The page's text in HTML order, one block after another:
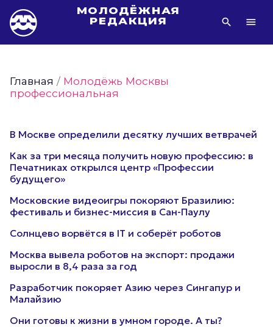
МОЛОДЁЖНАЯ
РЕДАКЦИЯ
Молодёжь Москвы активная
Молодёжь Москвы культурная
Молодёжь Москвы спортивная
Молодёжь Москвы в движении
Молодёжь Москвы здоровая
Молодёжь Москвы профессиональная
Молодёжь Москвы туристическая
Все новости
Главная /Молодёжь Москвы
профессиональная
В Москве определили десятку лучших ветврачей
Как за три месяца получить новую профессию: в
Печатниках открылся центр «Профессии
будущего»
Московские видеоигры покоряют Бразилию:
фестиваль и бизнес-миссия в Сан-Паулу
Солнцево ворвётся в IT и соберёт роботов
Москва вывела роботов на экспорт: продажи
выросли в 8,4 раза за год
Разработчик покоряет Азию через Сингапур и
Малайзию
Они готовы к жизни в умном городе. А ты?